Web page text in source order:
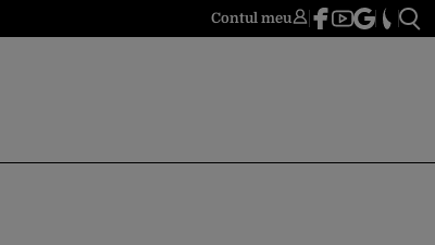
Contul meu